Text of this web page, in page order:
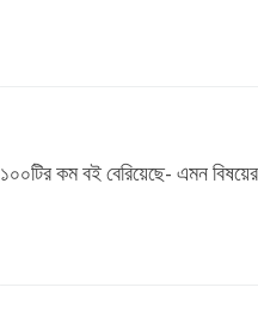
১০০টির কম বই বেরিয়েছে- এমন